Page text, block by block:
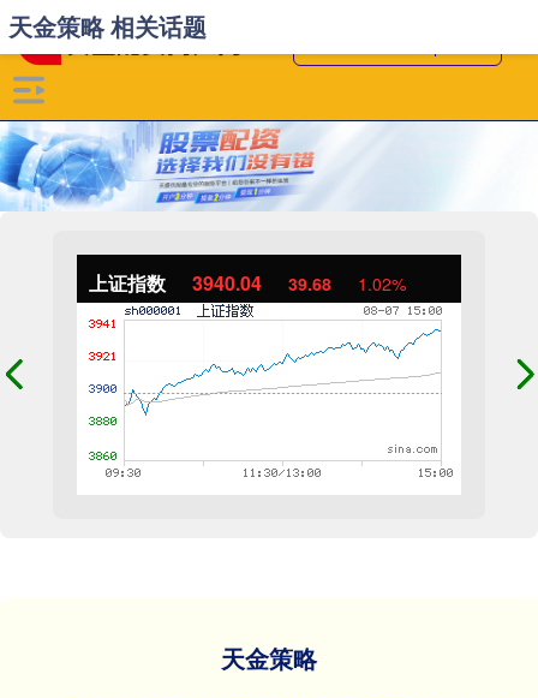
上证指数 3940.04 39.68 1.02%
天金策略
天金策略 相关话题